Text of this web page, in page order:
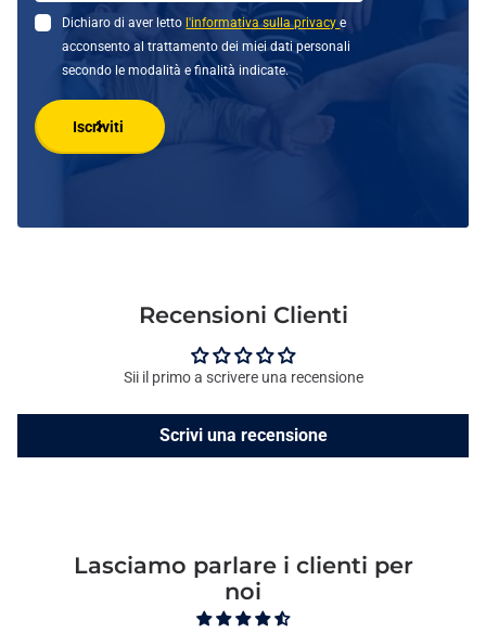
Dichiaro di aver letto l'informativa sulla privacye
acconsento al trattamento dei miei dati personali
secondo le modalità e finalità indicate.
Iscriviti
Recensioni Clienti
Sii il primo a scrivere una recensione
Scrivi una recensione
Lasciamo parlare i clienti per
noi